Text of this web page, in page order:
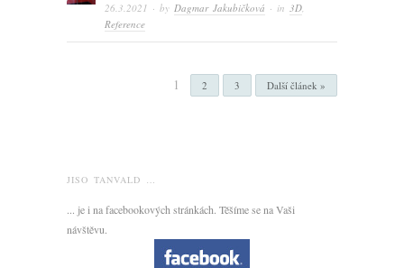
26.3.2021 · by Dagmar Jakubičková · in 3D,
Reference
1 2 3 Další článek »
JISO TANVALD …
... je i na facebookových stránkách. Těšíme se na Vaši
návštěvu.